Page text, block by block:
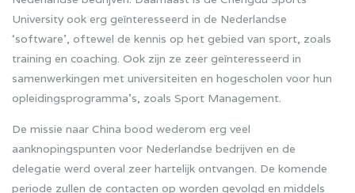
University ook erg geïnteresseerd in de Nederlandse
‘software’, oftewel de kennis op het gebied van sport, zoals
training en coaching. Ook zijn ze zeer geïnteresseerd in
samenwerkingen met universiteiten en hogescholen voor hun
opleidingsprogramma’s, zoals Sport Management.
De missie naar China bood wederom erg veel
aanknopingspunten voor Nederlandse bedrijven en de
delegatie werd overal zeer hartelijk ontvangen. De komende
periode zullen de contacten op worden gevolgd en middels